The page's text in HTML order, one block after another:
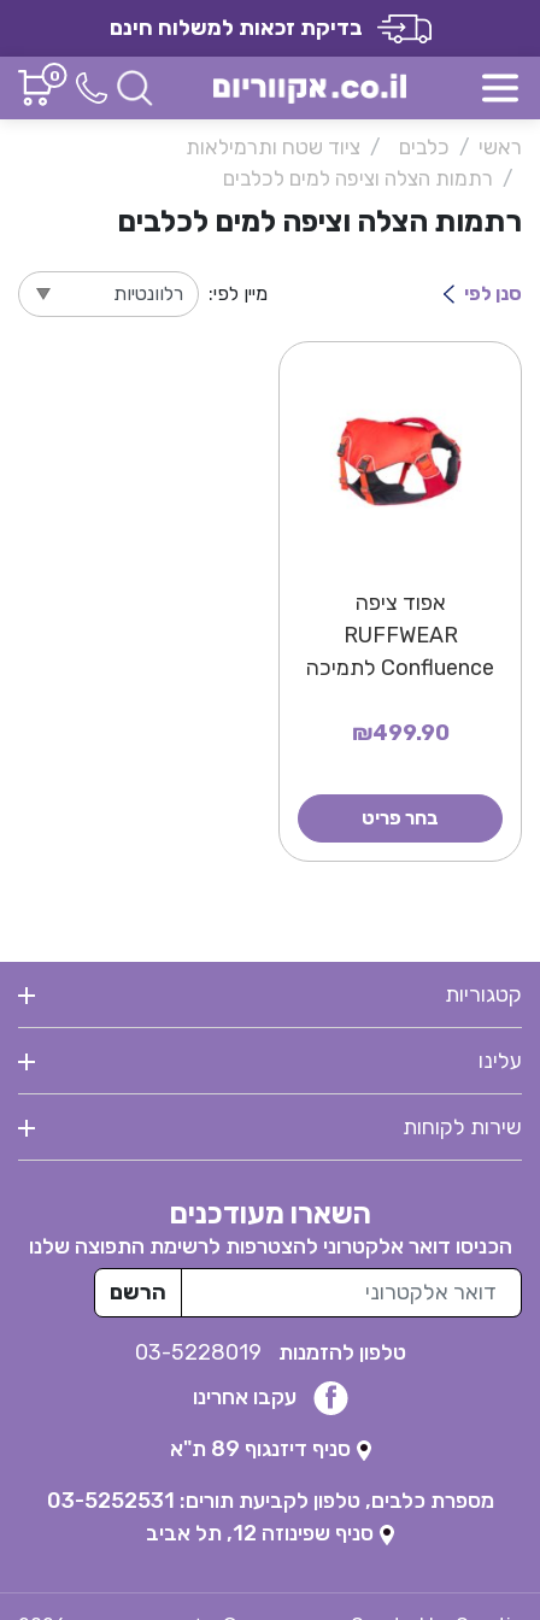
בדיקת זכאות למשלוח חינם
0
ראשי כלבים
ציוד שטח ותרמילאות
רתמות הצלה וציפה למים לכלבים
רתמות הצלה וציפה למים לכלבים
סנן לפי מיין לפי:
אפוד ציפה
RUFFWEAR
Confluence לתמיכה
טבעית
₪499.90
בחר פריט
קטגוריות
עלינו
שירות לקוחות
השארו מעודכנים
הכניסו דואר אלקטרוני להצטרפות לרשימת התפוצה שלנו
דואר אלקטרוני
הרשם
טלפון להזמנות
עקבו אחרינו
סניף דיזנגוף 89 ת"א
מספרת כלבים, טלפון לקביעת תורים: 03-5252531
סניף שפינוזה 12, תל אביב